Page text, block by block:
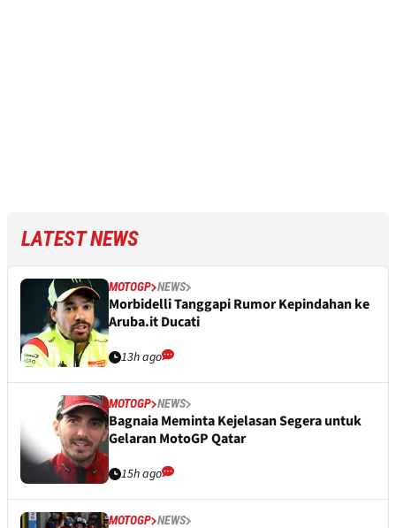
LATEST NEWS
MOTOGP NEWS
Morbidelli Tanggapi Rumor Kepindahan ke
Aruba.it Ducati
13h ago
MOTOGP NEWS
Bagnaia Meminta Kejelasan Segera untuk
Gelaran MotoGP Qatar
15h ago
MOTOGP NEWS